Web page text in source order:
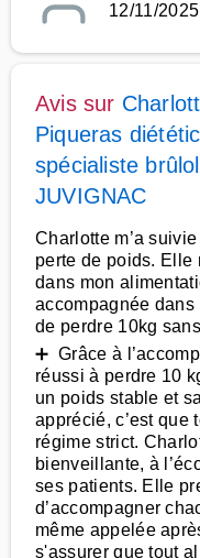
12/11/2025
Avis sur
Piqueras
spécialiste
JUVIGNAC
Charlotte m’a
perte de poids. Elle
dans mon
accompagnée dans
de perdre 10kg
➕ Grâce à
réussi à perdre 10
un poids stable et
apprécié, c’est que
régime strict.
bienveillante, à
ses patients. Elle
d’accompagner
même appelée
s'assurer que tout